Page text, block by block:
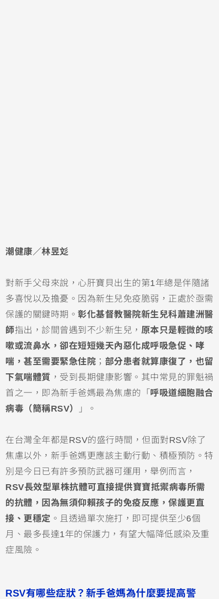
潮健康／林昱彣
對新手父母來說，心肝寶貝出生的第1年總是伴隨諸
多喜悅以及擔憂。因為新生兒免疫脆弱，正處於亟需
保護的關鍵時期。彰化基督教醫院新生兒科蕭建洲醫
師指出，診間曾遇到不少新生兒， 原本只是輕微的咳
嗽或流鼻水 ，卻在短短幾天內惡化成呼吸急促、哮
喘，甚至需要緊急住院 ； 部分患者就算康復了，也留
下氣喘體質 ，受到長期健康影響。其中常見的罪魁禍
首之一，即為新手爸媽最為焦慮的「 呼吸道細胞融合
病毒 （簡稱RSV） 」。
在台灣全年都是RSV的盛行時間，但面對RSV除了
焦慮以外，新手爸媽更應該主動行動、積極預防。特
別是今日已有許多預防武器可運用，舉例而言，
RSV長效型單株抗體可直接提供寶寶抵禦病毒所需
的抗體，因為無須仰賴孩子的免疫反應，保護更直
接、更穩定 。且透過單次施打，即可提供至少6個
月、最多長達1年的保護力，有望大幅降低感染及重
症風險。
RSV有哪些症狀？新手爸媽為什麼要提高警